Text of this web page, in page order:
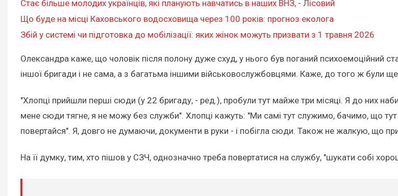
Стає більше молодих українців, які планують навчатись в наших ВНЗ, - Лісовий
Що буде на місці Каховського водосховища через 100 років: прогноз еколога
Збій у системі чи підготовка до мобілізації: яких жінок можуть призвати з 1 травня 2026
Олександра каже, що чоловік після полону дуже схуд, у нього був поганий психоемоційний
іншої бригади і не сама, а з багатьма іншими військовослужбовцями. Каже, до того ж були
"Хлопці прийшли перші сюди (у 22 бригаду, - ред.), пробули тут майже три місяці. Я до них
мене сюди тягне, я не можу без служби". Хлопці кажуть: "Ми самі тут служимо, бачимо, що
повертайся". Я, довго не думаючи, документи в руки - і побігла сюди. Також не жалкую, що
На її думку, тим, хто пішов у СЗЧ, однозначно треба повертатися на службу, "шукати собі